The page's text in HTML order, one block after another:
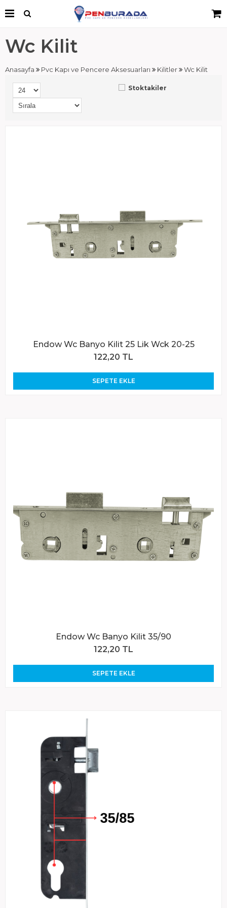
Wc Kilit
Anasayfa Pvc Kapı ve Pencere Aksesuarları Kilitler Wc Kilit
Stoktakiler
Endow Wc Banyo Kilit 25 Lik Wck 20-25
122,20 TL
SEPETE EKLE
Endow Wc Banyo Kilit 35/90
122,20 TL
SEPETE EKLE